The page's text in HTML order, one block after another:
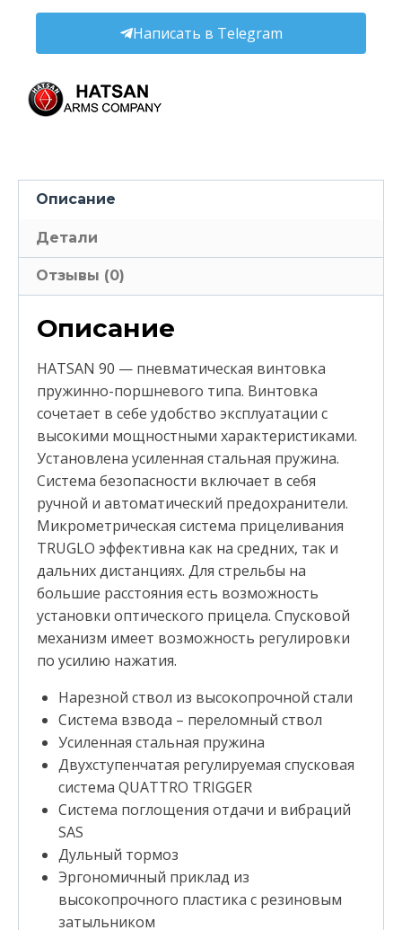
Написать в Telegram
Описание
Детали
Отзывы (0)
Описание
HATSAN 90 — пневматическая винтовка
пружинно-поршневого типа. Винтовка
сочетает в себе удобство эксплуатации с
высокими мощностными характеристиками.
Установлена усиленная стальная пружина.
Система безопасности включает в себя
ручной и автоматический предохранители.
Микрометрическая система прицеливания
TRUGLO эффективна как на средних, так и
дальних дистанциях. Для стрельбы на
большие расстояния есть возможность
установки оптического прицела. Спусковой
механизм имеет возможность регулировки
по усилию нажатия.
Нарезной ствол из высокопрочной стали
Система взвода – переломный ствол
Усиленная стальная пружина
Двухступенчатая регулируемая спусковая
система QUATTRO TRIGGER
Система поглощения отдачи и вибраций
SAS
Дульный тормоз
Эргономичный приклад из
высокопрочного пластика с резиновым
затыльником